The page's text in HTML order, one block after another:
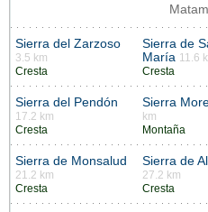
Sierra del Zarzoso
3.5 km
Cresta
Sierra de
María 11.6
Cresta
Sierra del Pendón
17.2 km
Cresta
Sierra
km
Montaña
Sierra de Monsalud
21.2 km
Cresta
Sierra de
27.2 km
Cresta